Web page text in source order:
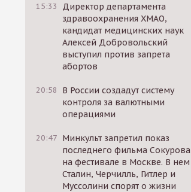
15:33
Директор департамента
здравоохранения ХМАО,
кандидат медицинских наук
Алексей Добровольский
выступил против запрета
абортов
20:58
В России создадут систему
контроля за валютными
операциями
20:47 Минкульт запретил показ
последнего фильма Сокурова
на фестивале в Москве. В нем
Сталин, Черчилль, Гитлер и
Муссолини спорят о жизни